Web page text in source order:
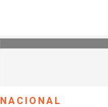
NACIONAL